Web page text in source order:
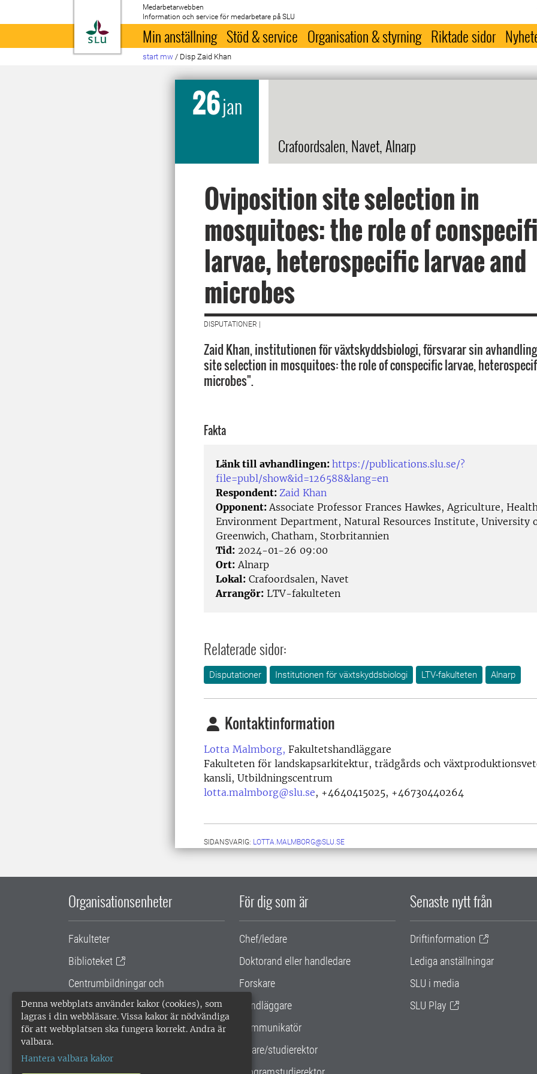
Denna webbplats använder kakor (cookies), som
lagras i din webbläsare. Vissa kakor är nödvändiga
för att webbplatsen ska fungera korrekt. Andra är
valbara.
Hantera valbara kakor
Till startsida
Medarbetarwebben
Information och service för medarbetare på SLU
Min anställning Stöd & service Organisation & styrning Riktade sidor
start mw / Disp Zaid Khan
26jan
Crafoordsalen, Navet, Alnarp
Oviposition site selection in
mosquitoes: the role of
larvae, heterospecific larvae and
microbes
DISPUTATIONER |
Zaid Khan, institutionen för växtskyddsbiologi, försvarar sin
site selection in mosquitoes: the role of conspecific larvae,
microbes".
Fakta
Länk till avhandlingen: https://publications.slu.se/?
file=publ/show&id=126588&lang=en
Respondent: Zaid Khan
Opponent:Associate Professor Frances Hawkes, Agriculture,
Environment Department, Natural Resources Institute, University
Greenwich, Chatham, Storbritannien
Tid: 2024-01-26 09:00
Ort: Alnarp
Lokal: Crafoordsalen, Navet
Arrangör: LTV-fakulteten
Relaterade sidor:
Disputationer Institutionen för växtskyddsbiologi LTV-fakulteten Alnarp
Kontaktinformation
Lotta Malmborg, Fakultetshandläggare
Fakulteten för landskapsarkitektur, trädgårds och
kansli, Utbildningscentrum
lotta.malmborg@slu.se, +4640415025, +46730440264
SIDANSVARIG: LOTTA.MALMBORG@SLU.SE
Organisationsenheter
Fakulteter
Biblioteket
Centrumbildningar och
samarbetsprojekt
Gemensamma verksamhetsstödet
För dig som är
Chef/ledare
Doktorand eller handledare
Forskare
Handläggare
Kommunikatör
Lärare/studierektor
Senaste nytt från
Driftinformation
Lediga anställningar
SLU i media
SLU Play